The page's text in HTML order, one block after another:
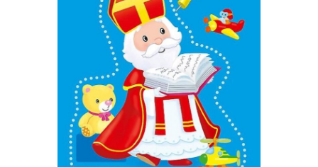
We gebruiken je gegevens om contact op te nemen, in
overeenstemming met onsprivacybeleid.